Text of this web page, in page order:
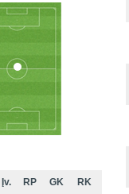
Įv. RP GK RK